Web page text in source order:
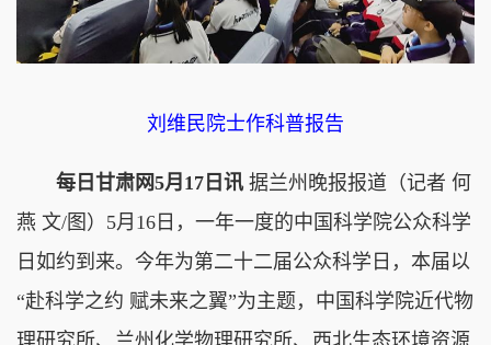
刘维民院士作科普报告
每日甘肃网5月17日讯 据兰州晚报报道（记者 何
燕 文/图）5月16日，一年一度的中国科学院公众科学
日如约到来。今年为第二十二届公众科学日，本届以
“赴科学之约 赋未来之翼”为主题，中国科学院近代物
理研究所、兰州化学物理研究所、西北生态环境资源